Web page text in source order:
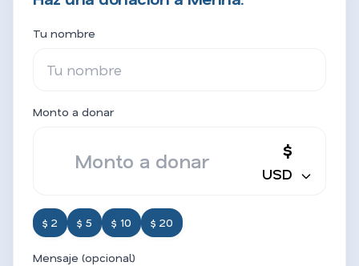
Tu nombre
Monto a donar
$
USD
$ 2 $ 5 $ 10 $ 20
Mensaje (opcional)